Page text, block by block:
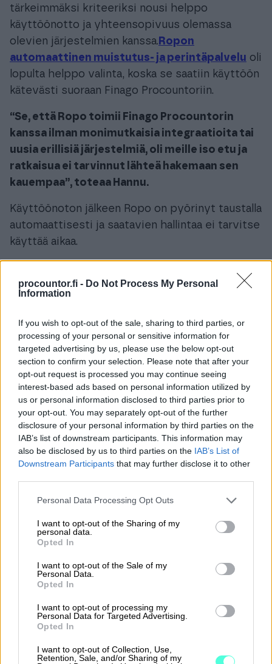
procountor.fi - Do Not Process My Personal
Information
If you wish to opt-out of the sale, sharing to third parties, or
processing of your personal or sensitive information for
targeted advertising by us, please use the below opt-out
section to confirm your selection. Please note that after your
opt-out request is processed you may continue seeing
interest-based ads based on personal information utilized by
us or personal information disclosed to third parties prior to
your opt-out. You may separately opt-out of the further
disclosure of your personal information by third parties on the
IAB’s list of downstream participants. This information may
also be disclosed by us to third parties on the IAB’s List of
Downstream Participants that may further disclose it to other
Please note that this website/app uses one or more Google
not limited to your visit or usage behaviour. You may click to
grant or deny consent to Google and its third-party tags to
use your data for below specified purposes in below Google
consent section.
Personal Data Processing Opt Outs
I want to opt-out of the Sharing of my
personal data.
Opted In
I want to opt-out of the Sale of my
Personal Data.
Opted In
I want to opt-out of processing my
Personal Data for Targeted Advertising.
Opted In
I want to opt-out of Collection, Use,
Retention, Sale, and/or Sharing of my
tärkeimmäksi kriteeriksi nousi helppo
käyttöönotto ja yhteensopivuus olemassa
olevien järjestelmien kanssa. Ropon
automaattinen muistutus- ja perintäpalvelu oli
lopulta helppo valinta, koska se saatiin käyttöön
kätevästi suoraan Finago Procountoriin.
“Se, että Ropo toimii Finago Procountorin
kanssa ilman monimutkaisia integraatioita tai
uusia erillisiä järjestelmiä, oli meille iso etu ja
ratkaisua ei tarvinnut lähteä hakemaan sen
kauempaa”, toteaa Hannu.
Käyttöönoton jälkeen Ropo on pyörinyt taustalla
automaattisesti ja saatavien hallintaa ei tarvitse
käyttää aikaa.
ei tarvitse turhaan itse kiinnittää huomiota,
huomattavasti enemmän minun aikaani”,
Hannu sanoo.
Jos järjestelmässä on ilmennyt epäselvyyksiä,
apua on saanut nopeasti:
“Kun otan yhteyttä, niin vastataan. Ei tarvitse
odottaa päiväkausia ratkaisua.”
Myös Finago Procountor, jota yritys on
käyttänyt jo pidempään, saa yritykseltä kiitosta.
taloushallinto-ohjelma, mitä olen käyttänyt.
kokoiselle yritykselle. Lisäksi on helppo, että
saman katon alta saa kattavat ratkaisut
yhteen ja samaan ohjelmaan mukaan”, kertoo
Hannu.
Ropon ja Finago Procountorin yhdistelmä on
tuonut taloushallintoon kaivattua selkeyttä ilman
kokemusten perusteella Hannun on helppo